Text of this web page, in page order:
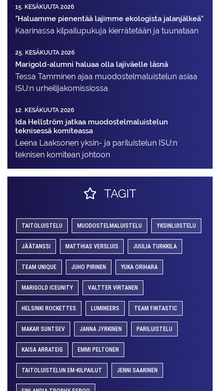
15. KESÄKUUTA 2026
"Haluamme pienentää lajimme ekologista jalanjälkeä"
Kaarinassa kilpailupukuja kierrätetään ja tuunataan
25. KESÄKUUTA 2026
Marigold-alumni haluaa olla lajiväelle läsnä
Tessa Tamminen ajaa muodostelma­luistelun asiaa
ISU:n urheilija­komissiossa
12. KESÄKUUTA 2026
Ida Hellström jatkaa muodostelmaluistelun
teknisessä komiteassa
Leena Laaksonen yksin- ja pariluistelun ISU:n
teknisen komitean johtoon
TAGIT
TAITOLUISTELU MUODOSTELMALUISTELU YKSINLUISTELU
JÄÄTANSSI MATTHIAS VERSLUIS JUULIA TURKKILA
TEAM UNIQUE JUHO PIRINEN YUKA ORIHARA
MARIGOLD ICEUNITY VALTTER VIRTANEN
HELSINKI ROCKETTES LUMINEERS TEAM FINTASTIC
MAKAR SUNTSEV JANNA JYRKINEN PARILUISTELU
KAISA ARRATEIG EMMI PELTONEN
TAITOLUISTELUN EM-KILPAILUT JENNI SAARINEN